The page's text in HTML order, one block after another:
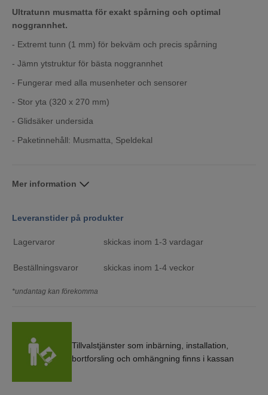
Ultratunn musmatta för exakt spårning och optimal
noggrannhet.
- Extremt tunn (1 mm) för bekväm och precis spårning
- Jämn ytstruktur för bästa noggrannhet
- Fungerar med alla musenheter och sensorer
- Stor yta (320 x 270 mm)
- Glidsäker undersida
- Paketinnehåll: Musmatta, Speldekal
Mer information
Leveranstider på produkter
Lagervaror skickas inom 1-3 vardagar
Beställningsvaror skickas inom 1-4 veckor
*undantag kan förekomma
Tillvalstjänster som inbärning, installation,
bortforsling och omhängning finns i kassan